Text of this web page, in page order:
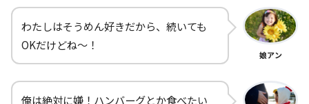
わたしはそうめん好きだから、続いても
OKだけどね～！
娘アン
俺は絶対に嫌！ハンバーグとか食べたい